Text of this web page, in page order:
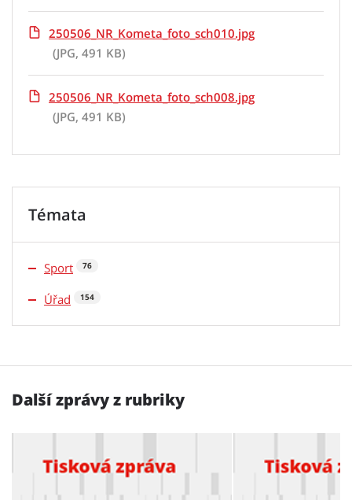
250506_NR_Kometa_foto_sch010.jpg
(JPG, 491 KB)
250506_NR_Kometa_foto_sch008.jpg
(JPG, 491 KB)
Témata
Sport 76
Úřad 154
Další zprávy z rubriky